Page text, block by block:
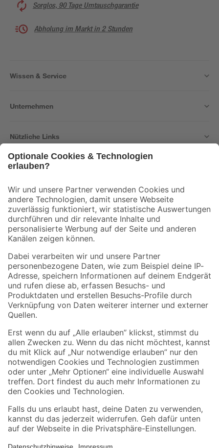
Sorglos, 90 Tage Umtauschgarantie
Abholung im Markt in 2 Stunden
Wissen & Service
Unternehmen
Nützliche Links
Der toom Newsletter: Keine Angebote und Aktionen mehr verpassen!
Zur Newsletter Anmeldung
Folge uns
Zahlungsarten Versandarten
Sicher einkaufen
Jetzt die toom-App herunterladen
Alle Preisangaben in EUR inkl. gesetzl. MwSt.. Die dargestellten Angebote sind unter
Umständen nicht in allen Märkten verfügbar. Die angegebenen Verfügbarkeiten beziehen
Produkte nur solange der Vorrat reicht.